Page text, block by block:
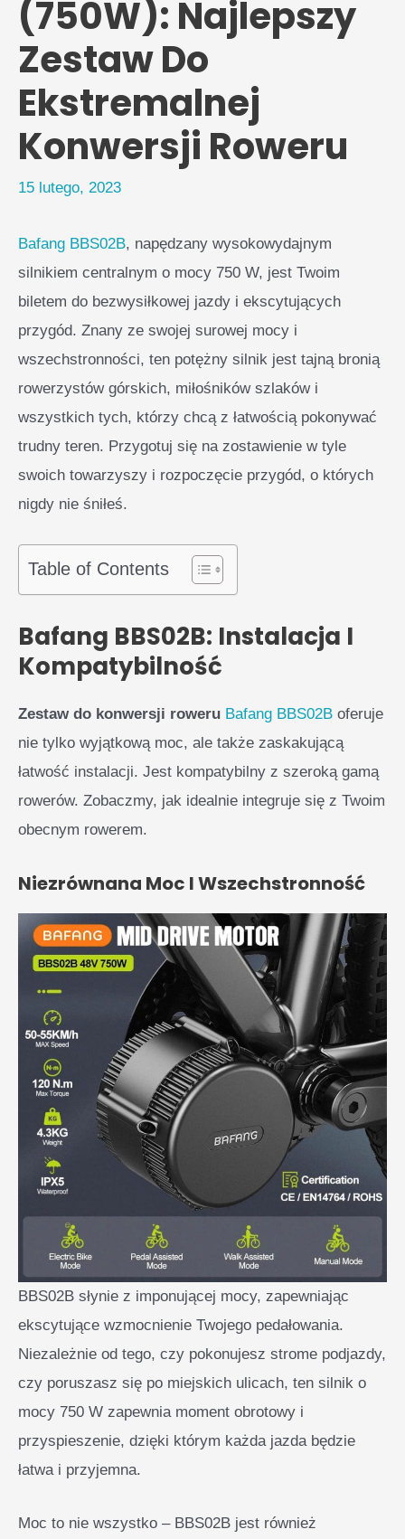
(750W): Najlepszy
Zestaw Do
Ekstremalnej
Konwersji Roweru
15 lutego, 2023
Bafang BBS02B, napędzany wysokowydajnym
silnikiem centralnym o mocy 750 W, jest Twoim
biletem do bezwysiłkowej jazdy i ekscytujących
przygód. Znany ze swojej surowej mocy i
wszechstronności, ten potężny silnik jest tajną bronią
rowerzystów górskich, miłośników szlaków i
wszystkich tych, którzy chcą z łatwością pokonywać
trudny teren. Przygotuj się na zostawienie w tyle
swoich towarzyszy i rozpoczęcie przygód, o których
nigdy nie śniłeś.
Table of Contents
Bafang BBS02B: Instalacja I
Kompatybilność
Zestaw do konwersji roweru Bafang BBS02B oferuje
nie tylko wyjątkową moc, ale także zaskakującą
łatwość instalacji. Jest kompatybilny z szeroką gamą
rowerów. Zobaczmy, jak idealnie integruje się z Twoim
obecnym rowerem.
Niezrównana Moc I Wszechstronność
BBS02B słynie z imponującej mocy, zapewniając
ekscytujące wzmocnienie Twojego pedałowania.
Niezależnie od tego, czy pokonujesz strome podjazdy,
czy poruszasz się po miejskich ulicach, ten silnik o
mocy 750 W zapewnia moment obrotowy i
przyspieszenie, dzięki którym każda jazda będzie
łatwa i przyjemna.
Moc to nie wszystko – BBS02B jest również